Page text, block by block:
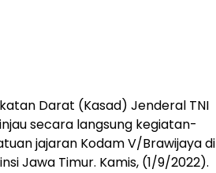
Darat (Kasad) Jenderal TNI
secara langsung kegiatan-
jajaran Kodam V/Brawijaya di
Jawa Timur. Kamis, (1/9/2022).